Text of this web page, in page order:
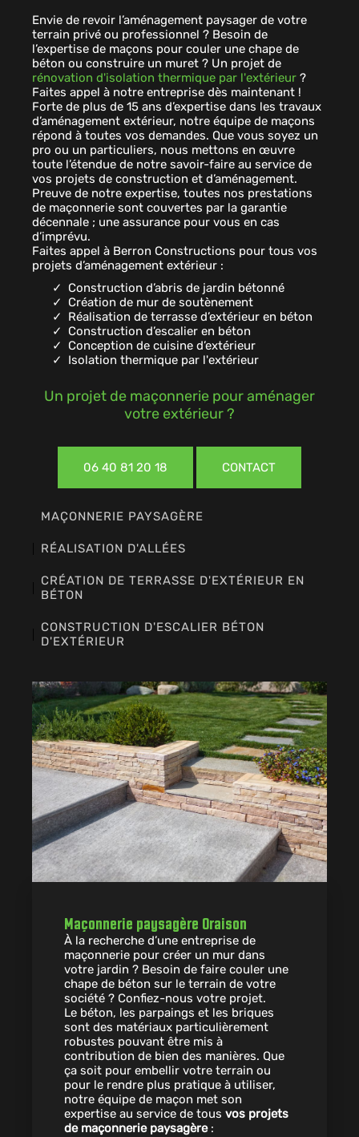
Envie de revoir l’aménagement paysager de votre
terrain privé ou professionnel ? Besoin de
l’expertise de maçons pour couler une chape de
béton ou construire un muret ? Un projet de
rénovation d'isolation thermique par l'extérieur ?
Faites appel à notre entreprise dès maintenant !
Forte de plus de 15 ans d’expertise dans les travaux
d’aménagement extérieur, notre équipe de maçons
répond à toutes vos demandes. Que vous soyez un
pro ou un particuliers, nous mettons en œuvre
toute l’étendue de notre savoir-faire au service de
vos projets de construction et d’aménagement.
Preuve de notre expertise, toutes nos prestations
de maçonnerie sont couvertes par la garantie
décennale ; une assurance pour vous en cas
d’imprévu.
Faites appel à Berron Constructions pour tous vos
projets d’aménagement extérieur :
Construction d’abris de jardin bétonné
Création de mur de soutènement
Réalisation de terrasse d’extérieur en béton
Construction d’escalier en béton
Conception de cuisine d’extérieur
Isolation thermique par l'extérieur
Un projet de maçonnerie pour aménager
votre extérieur ?
06 40 81 20 18 CONTACT
MAÇONNERIE PAYSAGÈRE
RÉALISATION D'ALLÉES
CRÉATION DE TERRASSE D'EXTÉRIEUR EN
BÉTON
CONSTRUCTION D'ESCALIER BÉTON
D'EXTÉRIEUR
Maçonnerie paysagère Oraison
À la recherche d’une entreprise de
maçonnerie pour créer un mur dans
votre jardin ? Besoin de faire couler une
chape de béton sur le terrain de votre
société ? Confiez-nous votre projet.
Le béton, les parpaings et les briques
sont des matériaux particulièrement
robustes pouvant être mis à
contribution de bien des manières. Que
ça soit pour embellir votre terrain ou
pour le rendre plus pratique à utiliser,
notre équipe de maçon met son
expertise au service de tous vos projets
de maçonnerie paysagère: